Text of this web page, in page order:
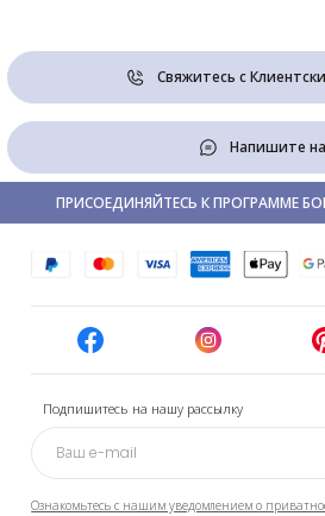
Свяжитесь с
Напишите
Подпишитесь на нашу рассылку
Ознакомьтесь с нашим уведомлением о
ПРИСОЕДИНЯЙТЕСЬ К ПРОГРАММЕ